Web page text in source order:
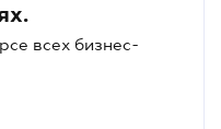
всех бизнес-